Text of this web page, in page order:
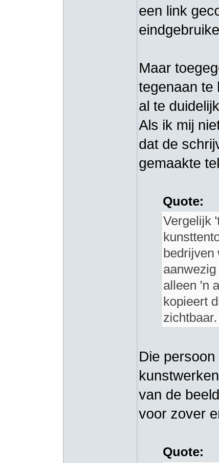
een link
Maar
tegenaan te
al te
Als ik mij
dat de
gemaakte
Quote:
Vergelijk
bedrijven
alleen 'n
kopieert
zichtbaar.
Die
van de
voor zover
Quote: